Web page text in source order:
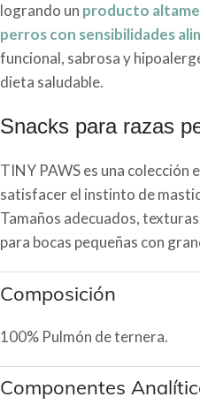
logrando un producto
perros con sensibilidades
funcional, sabrosa y
dieta saludable.
Snacks para razas
TINY PAWS es una colección
satisfacer el instinto de
Tamaños adecuados,
para bocas pequeñas con
Composición
100% Pulmón de ternera.
Componentes